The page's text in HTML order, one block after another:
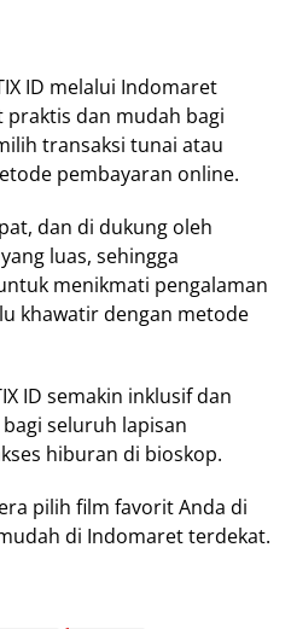
ID melalui Indomaret
praktis dan mudah bagi
transaksi tunai atau
pembayaran online.
dan di dukung oleh
luas, sehingga
menikmati pengalaman
khawatir dengan metode
ID semakin inklusif dan
seluruh lapisan
hiburan di bioskop.
pilih film favorit Anda di
di Indomaret terdekat.